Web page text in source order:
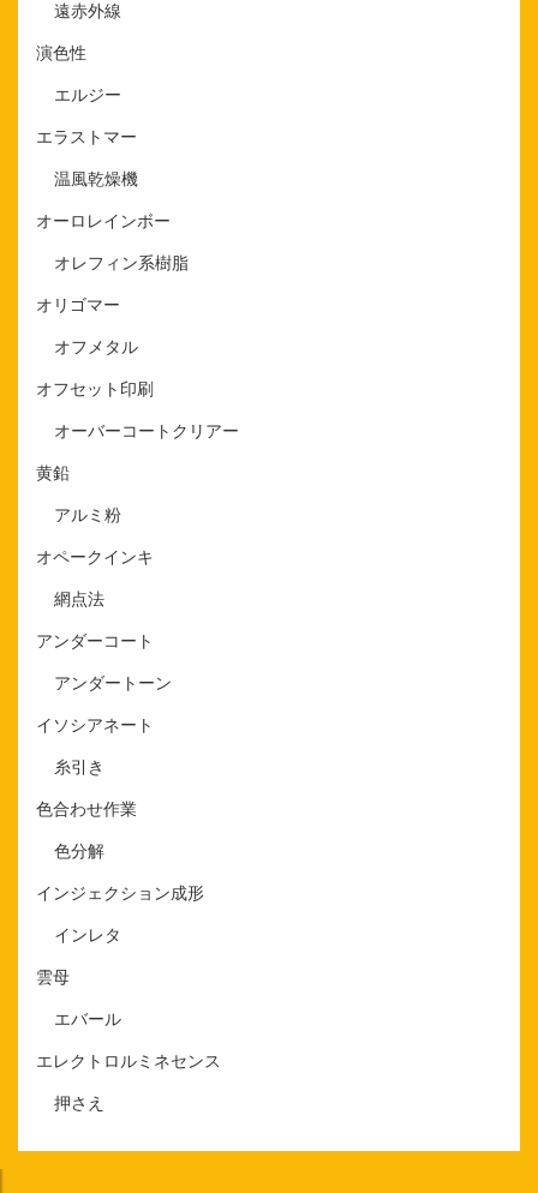
遠赤外線
演色性
エルジー
エラストマー
温風乾燥機
オーロレインボー
オレフィン系樹脂
オリゴマー
オフメタル
オフセット印刷
オーバーコートクリアー
黄鉛
アルミ粉
オペークインキ
網点法
アンダーコート
アンダートーン
イソシアネート
糸引き
色合わせ作業
色分解
インジェクション成形
インレタ
雲母
エバール
エレクトロルミネセンス
押さえ